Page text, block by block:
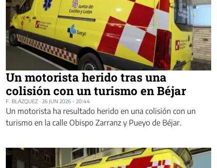
Un motorista herido tras una
colisión con un turismo en Béjar
F. BLÁZQUEZ · 26 JUN 2026 - 20:44
Un motorista ha resultado herido en una colisión con un
turismo en la calle Obispo Zarranz y Pueyo de Béjar.